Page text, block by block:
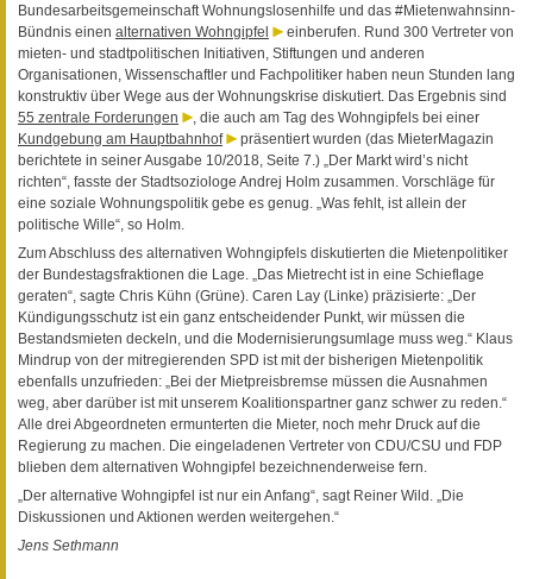
Bundesarbeitsgemeinschaft Wohnungslosenhilfe und das #Mietenwahnsinn-
Bündnis einen alternativen Wohngipfel
einberufen. Rund 300 Vertreter von
mieten- und stadtpolitischen Initiativen, Stiftungen und anderen
Organisationen, Wissenschaftler und Fachpolitiker haben neun Stunden lang
konstruktiv über Wege aus der Wohnungskrise diskutiert. Das Ergebnis sind
55 zentrale Forderungen
, die auch am Tag des Wohngipfels bei einer
Kundgebung am Hauptbahnhof
präsentiert wurden (das MieterMagazin
berichtete in seiner Ausgabe 10/2018, Seite 7.) „Der Markt wird’s nicht
richten“, fasste der Stadtsoziologe Andrej Holm zusammen. Vorschläge für
eine soziale Wohnungspolitik gebe es genug. „Was fehlt, ist allein der
politische Wille“, so Holm.
Zum Abschluss des alternativen Wohngipfels diskutierten die Mietenpolitiker
der Bundestagsfraktionen die Lage. „Das Mietrecht ist in eine Schieflage
geraten“, sagte Chris Kühn (Grüne). Caren Lay (Linke) präzisierte: „Der
Kündigungsschutz ist ein ganz entscheidender Punkt, wir müssen die
Bestandsmieten deckeln, und die Modernisierungsumlage muss weg.“ Klaus
Mindrup von der mitregierenden SPD ist mit der bisherigen Mietenpolitik
ebenfalls unzufrieden: „Bei der Mietpreisbremse müssen die Ausnahmen
weg, aber darüber ist mit unserem Koalitionspartner ganz schwer zu reden.“
Alle drei Abgeordneten ermunterten die Mieter, noch mehr Druck auf die
Regierung zu machen. Die eingeladenen Vertreter von CDU/CSU und FDP
blieben dem alternativen Wohngipfel bezeichnenderweise fern.
„Der alternative Wohngipfel ist nur ein Anfang“, sagt Reiner Wild. „Die
Diskussionen und Aktionen werden weitergehen.“
Jens Sethmann